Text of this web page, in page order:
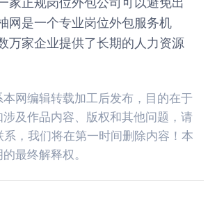
网是一个专业岗位外包服务机
万家企业提供了长期的人力资源
网编辑转载加工后发布，目的在于
及作品内容、版权和其他问题，请
，我们将在第一时间删除内容！本
最终解释权。